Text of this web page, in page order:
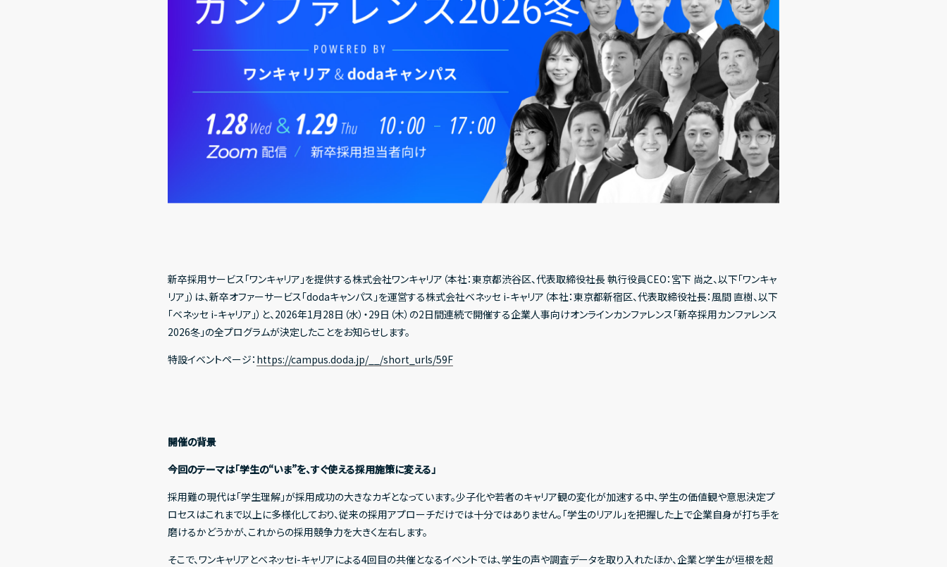
新卒採用サービス「ワンキャリア」を提供する株式会社ワンキャリア（本社：東京都渋谷区、代表取締役社長 執行役員CEO：宮下 尚之、以下「ワンキャ
リア」）は、新卒オファーサービス「dodaキャンパス」を運営する株式会社ベネッセ i-キャリア（本社：東京都新宿区、代表取締役社長：風間 直樹、以下
「ベネッセ i-キャリア」）と、2026年1月28日（水）・29日（木）の2日間連続で開催する企業人事向けオンラインカンファレンス「新卒採用カンファレンス
2026冬」の全プログラムが決定したことをお知らせします。
特設イベントページ： https://campus.doda.jp/__/short_urls/59F
開催の背景
今回のテーマは「学生の“いま”を、すぐ使える採用施策に変える」
採用難の現代は「学生理解」が採用成功の大きなカギとなっています。少子化や若者のキャリア観の変化が加速する中、学生の価値観や意思決定プ
ロセスはこれまで以上に多様化しており、従来の採用アプローチだけでは十分ではありません。「学生のリアル」を把握した上で企業自身が打ち手を
磨けるかどうかが、これからの採用競争力を大きく左右します。
そこで、ワンキャリアとベネッセi-キャリアによる4回目の共催となるイベントでは、学生の声や調査データを取り入れたほか、企業と学生が垣根を超